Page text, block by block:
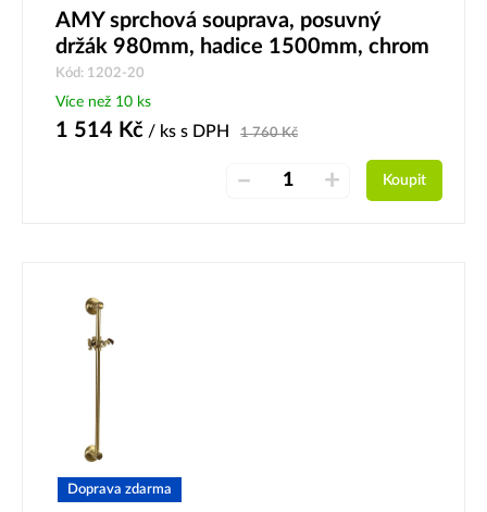
AMY sprchová souprava, posuvný
držák 980mm, hadice 1500mm, chrom
Kód: 1202-20
Více než 10 ks
1 514 Kč / ks s DPH 1 760Kč
– + Koupit
Doprava zdarma